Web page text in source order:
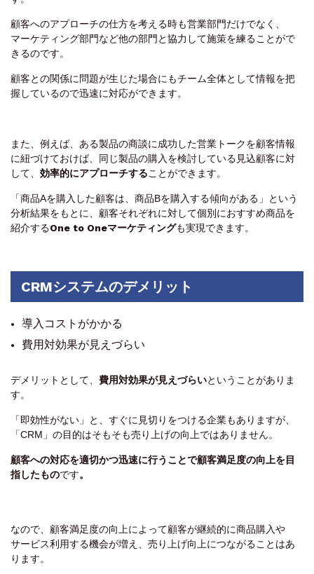
顧客へのアプローチの仕方を考える時も営業部門だけでなく、
マーケティング部門など他の部門と協力して施策を練ることがで
きるのです。
顧客との関係に問題が生じた場合にもチーム全体として情報を把
握しているので迅速に対応ができます。
また、例えば、ある製品の商談に成功した営業トークを顧客情報
に紐づけておけば、同じ製品の購入を検討している見込顧客に対
して、 効率的にアプローチすることができます。
「商品Aを購入した顧客は、商品Bを購入する傾向がある」という
分析結果をもとに、顧客それぞれに対して個別におすすめ商品を
紹介するOne to Oneマーケティングも実現できます。
CRMシステムのデメリット
導入コストがかかる
費用対効果が見えづらい
デメリットとして、 費用対効果が見えづらいということがありま
す。
「即効性がない」と、すぐに見切りをつける企業もありますが、
「CRM」の目的はそもそも売り上げの向上ではありません。
顧客への対応を適切かつ迅速に行うことで顧客満足度の向上を目
指したものです。
なので、顧客満足度の向上によって顧客が継続的に商品購入や
サービス利用する機会が増え、売り上げ向上につながることはあ
ります。